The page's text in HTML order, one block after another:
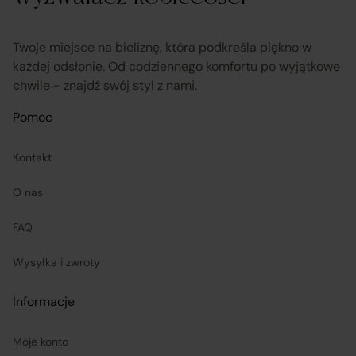
Twoje miejsce na bieliznę, która podkreśla piękno w
każdej odsłonie. Od codziennego komfortu po wyjątkowe
chwile - znajdź swój styl z nami.
Pomoc
Kontakt
O nas
FAQ
Wysyłka i zwroty
Informacje
Moje konto
przekazuje informacje na temat odstąpienia od umowy
sprzedaży;
koordynuje proces odstąpienia od umowy sprzedaży
adres Sprzedawcy do zwrotu towaru oraz dokonuje
Sprzedawcy (Zewnętrzni przedsiębiorcy):
są odpowiedzialni za prawidłową realizację umów
opisem i właściwościami przedstawionymi na
Platformie;